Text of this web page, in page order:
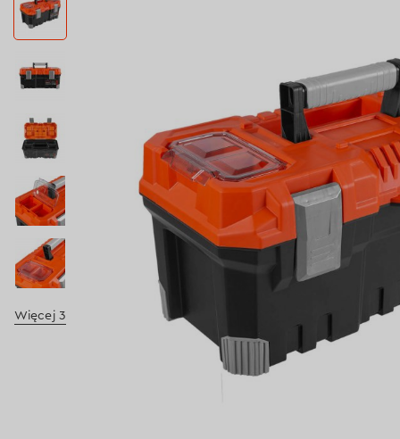
Więcej 3